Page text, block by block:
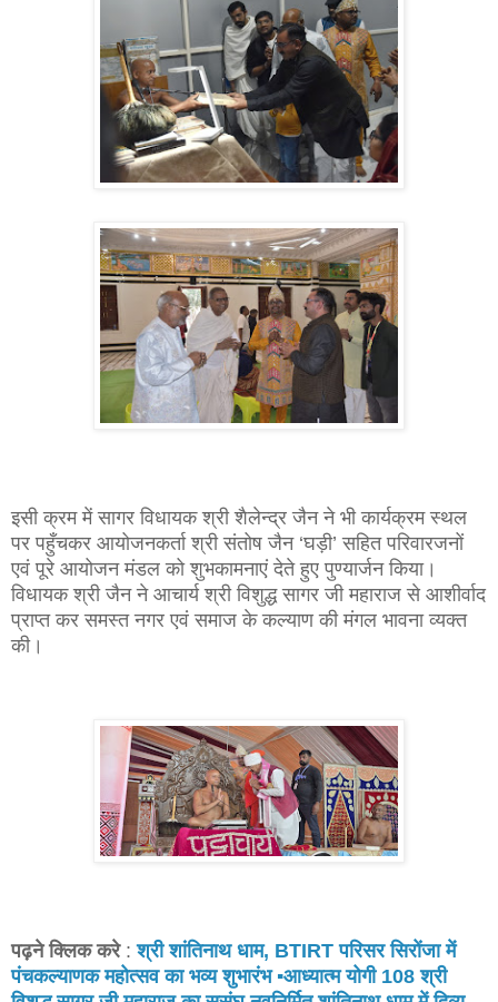
इसी क्रम में सागर विधायक श्री शैलेन्द्र जैन ने भी कार्यक्रम स्थल
पर पहुँचकर आयोजनकर्ता श्री संतोष जैन ‘घड़ी’ सहित परिवारजनों
एवं पूरे आयोजन मंडल को शुभकामनाएं देते हुए पुण्यार्जन किया।
विधायक श्री जैन ने आचार्य श्री विशुद्ध सागर जी महाराज से आशीर्वाद
प्राप्त कर समस्त नगर एवं समाज के कल्याण की मंगल भावना व्यक्त
की।
पढ़ने क्लिक करे :श्री शांतिनाथ धाम, BTIRT परिसर सिरोंजा में
पंचकल्याणक महोत्सव का भव्य शुभारंभ ▪️आध्यात्म योगी 108 श्री